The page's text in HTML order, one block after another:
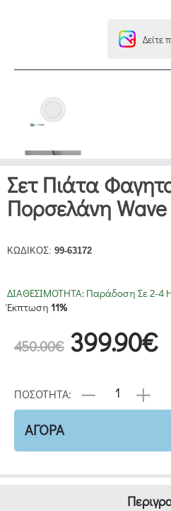
Δείτε
Σετ Πιάτα
Πορσελάνη Wave
ΚΩΔΙΚΟΣ: 99-63172
ΔΙΑΘΕΣΙΜΟΤΗΤΑ: Παράδοση Σε 2-4
Έκπτωση 11%
450.00€ 399.90€
ΠΟΣΟΤΗΤΑ:
ΑΓΟΡΑ